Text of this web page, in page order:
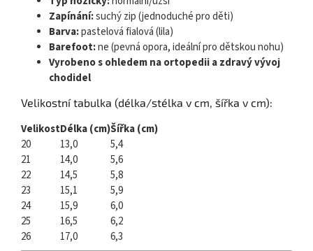
Zapínání:suchý zip (jednoduché pro děti)
Barva:pastelová fialová (lila)
Barefoot:ne (pevná opora, ideální pro dětskou nohu)
Vyrobeno s ohledem na ortopedii a zdravý vývoj
chodidel
Velikostní tabulka (délka/stélka v cm, šířka v cm):
VelikostDélka (cm)Šířka (cm)
20
13,0
5,4
21
14,0
5,6
22
14,5
5,8
23
15,1
5,9
24
15,9
6,0
25
16,5
6,2
26
17,0 6,3